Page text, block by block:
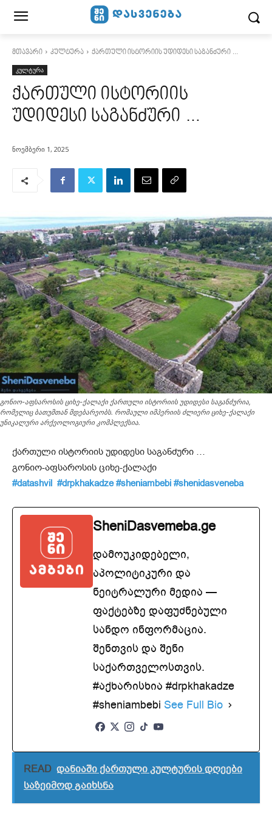
მთავარი კულტურა ქართული ისტორიის უდიდესი საგანძური …
კულტურა
ქართული ისტორიის
უდიდესი საგანძური …
ნოემბერი 1, 2025
გონიო-აფსაროსის ციხე-ქალაქი ქართული ისტორიის უდიდესი საგანძურია,
რომელიც ბათუმთან მდებარეობს. რომაული იმპერიის ძლიერი ციხე-ქალაქი
უნიკალური არქეოლოგიური კომპლექსია.
ქართული ისტორიის უდიდესი საგანძური …
გონიო-აფსაროსის ციხე-ქალაქი
#datashvil #drpkhakadze #sheniambebi #shenidasveneba
SheniDasvemeba.ge
დამოუკიდებელი,
აპოლიტიკური და
ნეიტრალური მედია —
ფაქტებზე დაფუძნებული
სანდო ინფორმაცია.
შენთვის და შენი
საქართველოსთვის.
#აქხარისხია #drpkhakadze
#sheniambebi See Full Bio
READ დანიაში ქართული კულტურის დღეები
საზეიმოდ გაიხსნა